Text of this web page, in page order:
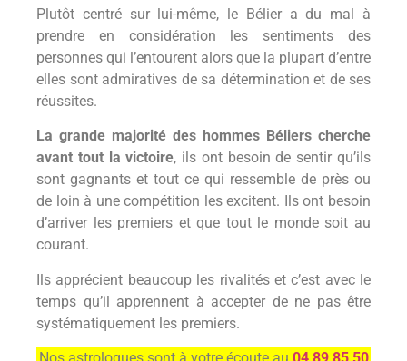
Plutôt centré sur lui-même, le Bélier a du mal à
prendre en considération les sentiments des
personnes qui l’entourent alors que la plupart d’entre
elles sont admiratives de sa détermination et de ses
réussites.
La grande majorité des hommes Béliers cherche
avant tout la victoire, ils ont besoin de sentir qu’ils
sont gagnants et tout ce qui ressemble de près ou
de loin à une compétition les excitent. Ils ont besoin
d’arriver les premiers et que tout le monde soit au
courant.
Ils apprécient beaucoup les rivalités et c’est avec le
temps qu’il apprennent à accepter de ne pas être
systématiquement les premiers.